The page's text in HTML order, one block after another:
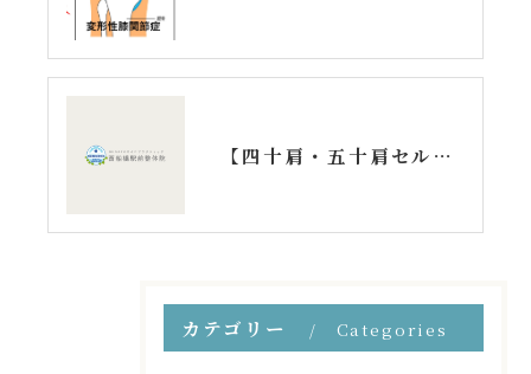
【四十肩・五十肩セルフチェック】症状の経過や痛みを緩和する方法も紹介
カテゴリー Categories